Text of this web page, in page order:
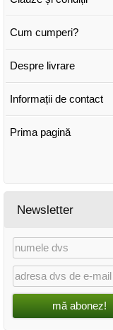
Cum cumperi?
Despre livrare
Informații de contact
Prima pagină
Newsletter
mă abonez!